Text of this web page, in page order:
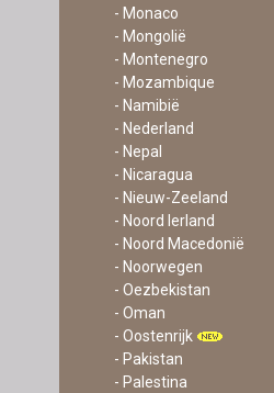
- Monaco
- Mongolië
- Montenegro
- Mozambique
- Namibië
- Nederland
- Nepal
- Nicaragua
- Nieuw-Zeeland
- Noord Ierland
- Noord Macedonië
- Noorwegen
- Oezbekistan
- Oman
- Oostenrijk
- Pakistan
- Palestina